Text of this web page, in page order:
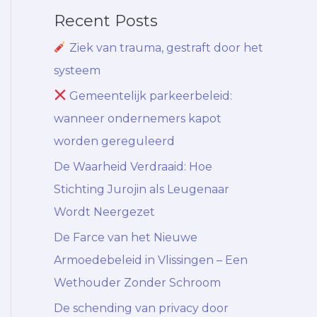
Recent Posts
Ziek van trauma, gestraft door het
systeem
Gemeentelijk parkeerbeleid:
wanneer ondernemers kapot
worden gereguleerd
De Waarheid Verdraaid: Hoe
Stichting Jurojin als Leugenaar
Wordt Neergezet
De Farce van het Nieuwe
Armoedebeleid in Vlissingen – Een
Wethouder Zonder Schroom
De schending van privacy door